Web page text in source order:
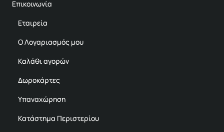
Επικοινωνία
Εταιρεία
Ο Λογαριασμός μου
Καλάθι αγορών
Δωροκάρτες
Υπαναχώρηση
Κατάστημα Περιστερίου